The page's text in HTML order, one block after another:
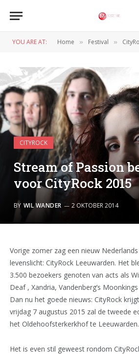
YOU ARE AT: Home » Festival »
CITYROCK
Stream of Passion
voor CityRock 2015
BY WIL WANDER 2 OKTOBER 2014
Vorige zomer zag een nieuw
levenslicht: CityRock Leeuwarden. Het
3.500 bezoekers genoten van acts als
Deaf , Xandria, Vandenberg’s
Dan nu het goede nieuws: CityRock
vrijdag 7 augustus 2015 zal de tweede
het Oldehoofsterkerkhof te Leeuwarden.
Het is even stil geweest rondom